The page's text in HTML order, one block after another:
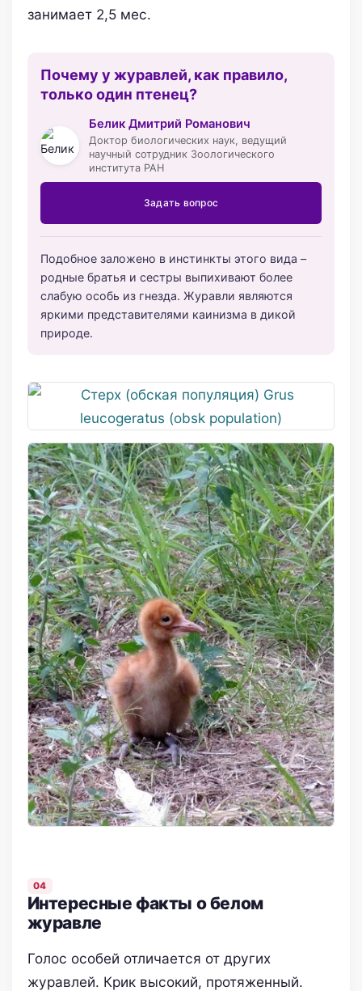
занимает 2,5 мес.
Почему у журавлей, как правило,
только один птенец?
Белик Дмитрий Романович
Доктор биологических наук, ведущий
научный сотрудник Зоологического
института РАН
Задать вопрос
Подобное заложено в инстинкты этого вида –
родные братья и сестры выпихивают более
слабую особь из гнезда. Журавли являются
яркими представителями каинизма в дикой
природе.
Интересные факты о белом
журавле
Голос особей отличается от других
журавлей. Крик высокий, протяженный.